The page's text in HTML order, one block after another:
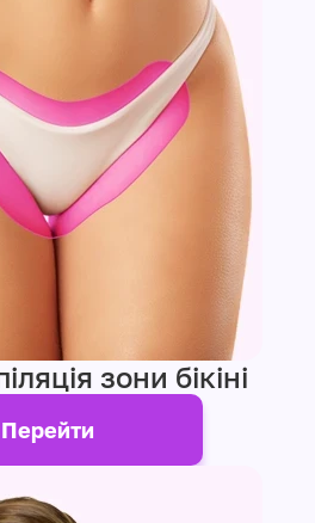
зони бікіні
Перейти